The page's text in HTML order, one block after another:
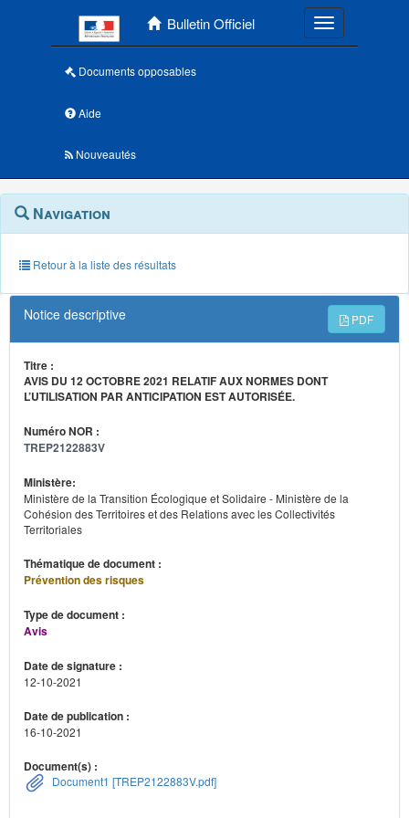
Bulletin Officiel Toggle
Documents opposables
Aide
Nouveautés
Navigation
outils
annexes
Menu
contextuel
Navigation
Retour à la liste des résultats
Notice descriptive PDF
Titre :
AVIS DU 12 OCTOBRE 2021 RELATIF AUX NORMES DONT
L’UTILISATION PAR ANTICIPATION EST AUTORISÉE.
Numéro NOR :
TREP2122883V
Ministère:
Ministère de la Transition Écologique et Solidaire - Ministère de la
Cohésion des Territoires et des Relations avec les Collectivités
Territoriales
Thématique de document :
Prévention des risques
Type de document :
Avis
Date de signature :
12-10-2021
Date de publication :
16-10-2021
Document(s) :
Document1 [TREP2122883V.pdf]